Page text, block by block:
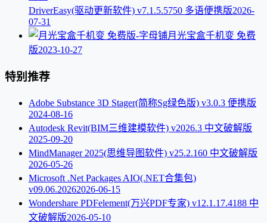
DriverEasy(驱动更新软件) v7.1.5.5750 多语便携版2026-
07-31
月光宝盒千机变 免费
版2023-10-27
特别推荐
Adobe Substance 3D Stager(简称Sg绿色版) v3.0.3 便携版
2024-08-16
Autodesk Revit(BIM三维建模软件) v2026.3 中文破解版
2025-09-20
MindManager 2025(思维导图软件) v25.2.160 中文破解版
2026-05-26
Microsoft .Net Packages AIO(.NET合集包)
v09.06.20262026-06-15
Wondershare PDFelement(万兴PDF专家) v12.1.17.4188 中
文破解版2026-05-10